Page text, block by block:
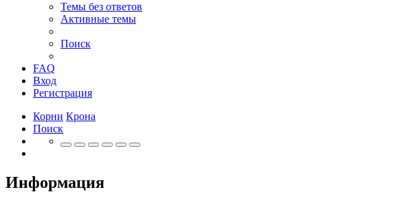
Темы без ответов
Активные темы
Поиск
FAQ
Вход
Регистрация
Корни Крона
Поиск
Информация